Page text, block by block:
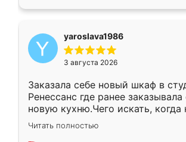
yaroslava1986
3 августа 2026
Заказала себе новый шкаф в
Ренессанс где ранее заказывала
новую кухню.Чего искать, когда
вполне довольна. Служит кухня
два года, нареканий нет.
Читать полностью